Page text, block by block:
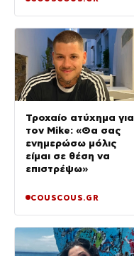
Τροχαίο ατύχημα για
τον Mike: «Θα σας
ενημερώσω μόλις
είμαι σε θέση να
επιστρέψω»
COUSCOUS.GR